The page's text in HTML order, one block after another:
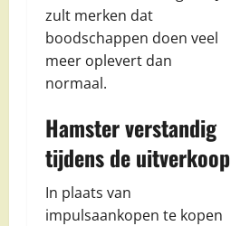
zult merken dat
boodschappen doen veel
meer oplevert dan
normaal.
Hamster verstandig
tijdens de uitverkoop
In plaats van
impulsaankopen te kopen